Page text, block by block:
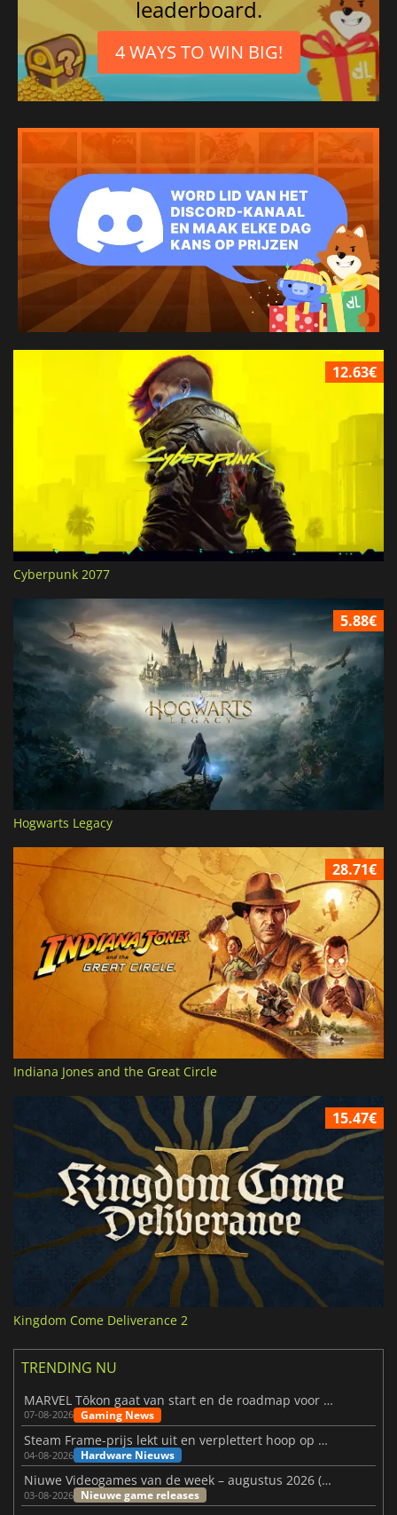
leaderboard.
4 WAYS TO WIN BIG!
12.63€
Cyberpunk 2077
5.88€
Hogwarts Legacy
28.71€
Indiana Jones and the Great Circle
15.47€
Kingdom Come Deliverance 2
TRENDING NU
MARVEL Tōkon gaat van start en de roadmap voor jaar 1 is bekendgemaakt
07-08-2026 Gaming News
Steam Frame-prijs lekt uit en verplettert hoop op betaalbare VR
04-08-2026 Hardware Nieuws
Niuwe Videogames van de week – augustus 2026 (week 32)
03-08-2026 Nieuwe game releases